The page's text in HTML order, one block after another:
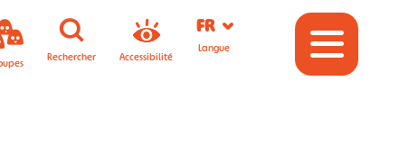
Rechercher Accessibilité
FR
Langue